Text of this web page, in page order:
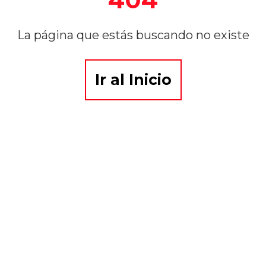
La página que estás buscando no existe
Ir al Inicio